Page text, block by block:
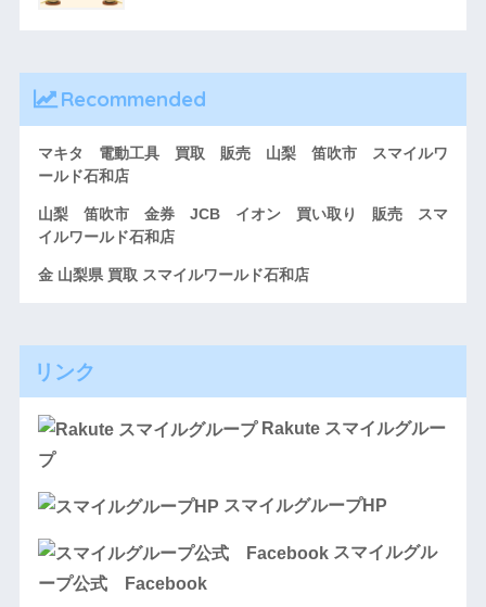
Recommended
マキタ 電動工具 買取 販売 山梨 笛吹市 スマイルワ
ールド石和店
山梨 笛吹市 金券 JCB イオン 買い取り 販売 スマ
イルワールド石和店
金 山梨県 買取 スマイルワールド石和店
リンク
Rakute スマイルグルー
プ
スマイルグループHP
スマイルグル
ープ公式 Facebook